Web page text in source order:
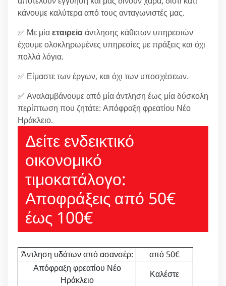
κάνουμε καλύτερα από τους ανταγωνιστές μας.
✅ Με μίαεταιρείαάντλησης κάθετων υπηρεσιών
έχουμε ολοκληρωμένες υπηρεσίες με πράξεις και όχι
πολλά λόγια.
✅ Είμαστε των έργων, και όχι των υποσχέσεων.
✅ Αναλαμβάνουμε από μία άντληση έως μία δύσκολη
περίπτωση που ζητάτε: Απόφραξη φρεατίου Νέο
Ηράκλειο.
Δείτε ενδεικτικό
οικονομικό
τιμοκατάλογο:
Αποφράξεις από 50€
έως 100€
Άντληση υδάτων από ασανσέρ:
από 50€
Απόφραξη φρεατίου Νέο
Ηράκλειο
Καλέστε